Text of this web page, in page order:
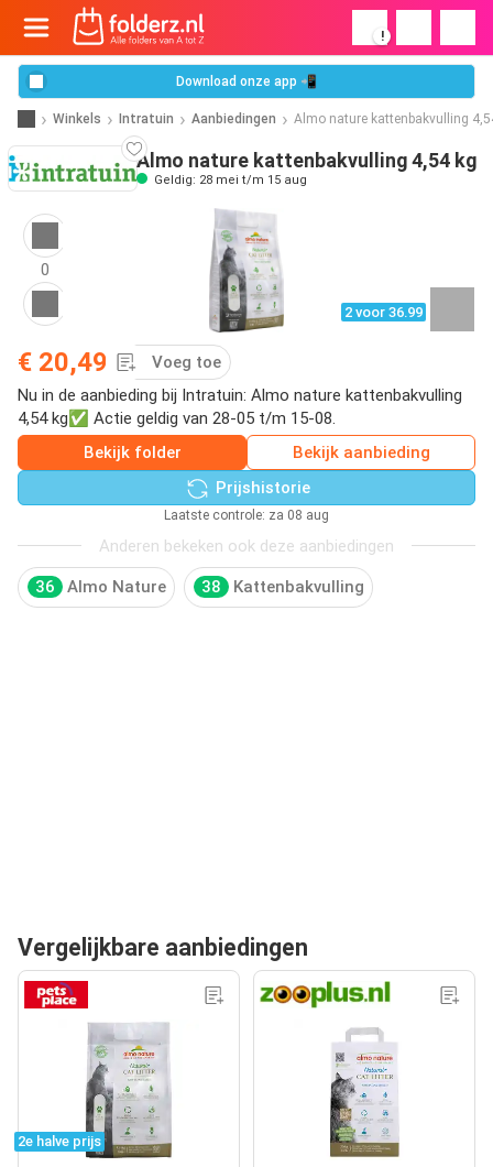
!
Download onze app 📲
Winkels Intratuin Aanbiedingen Almo nature kattenbakvulling
Almo nature kattenbakvulling 4,54 kg
Geldig: 28 mei t/m 15 aug
0
2 voor 36.99
€ 20,49
Voeg toe
Nu in de aanbieding bij Intratuin: Almo nature kattenbakvulling
4,54 kg✅ Actie geldig van 28-05 t/m 15-08.
Bekijk folder
Bekijk aanbieding
Prijshistorie
Laatste controle: za 08 aug
Anderen bekeken ook deze aanbiedingen
36 Almo Nature 38 Kattenbakvulling
Vergelijkbare aanbiedingen
2e halve prijs